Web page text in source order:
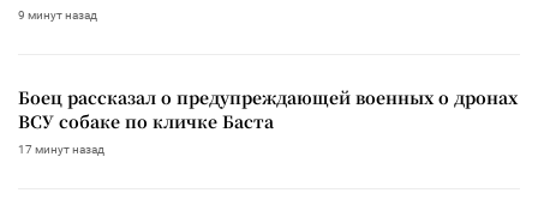
9 минут назад
Боец рассказал о предупреждающей военных о дронах
ВСУ собаке по кличке Баста
17 минут назад